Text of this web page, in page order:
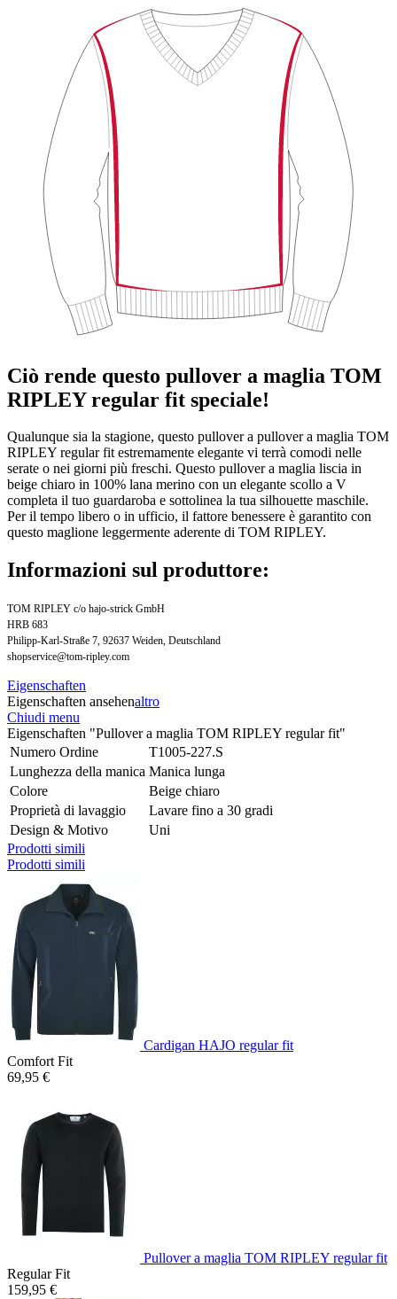
Ciò rende questo pullover a maglia TOM
RIPLEY regular fit speciale!
Qualunque sia la stagione, questo pullover a pullover a maglia TOM
RIPLEY regular fit estremamente elegante vi terrà comodi nelle
serate o nei giorni più freschi. Questo pullover a maglia liscia in
beige chiaro in 100% lana merino con un elegante scollo a V
completa il tuo guardaroba e sottolinea la tua silhouette maschile.
Per il tempo libero o in ufficio, il fattore benessere è garantito con
questo maglione leggermente aderente di TOM RIPLEY.
Informazioni sul produttore:
TOM RIPLEY c/o hajo-strick GmbH
HRB 683
Philipp-Karl-Straße 7, 92637 Weiden, Deutschland
shopservice@tom-ripley.com
Eigenschaften
Eigenschaften ansehenaltro
Chiudi menu
Eigenschaften "Pullover a maglia TOM RIPLEY regular fit"
Numero Ordine
T1005-227.S
Lunghezza della manica Manica lunga
Colore
Beige chiaro
Proprietà di lavaggio
Lavare fino a 30 gradi
Design & Motivo
Uni
Prodotti simili
Prodotti simili
Cardigan HAJO regular fit
Comfort Fit
69,95 €
Pullover a maglia TOM RIPLEY regular fit
Regular Fit
159,95 €